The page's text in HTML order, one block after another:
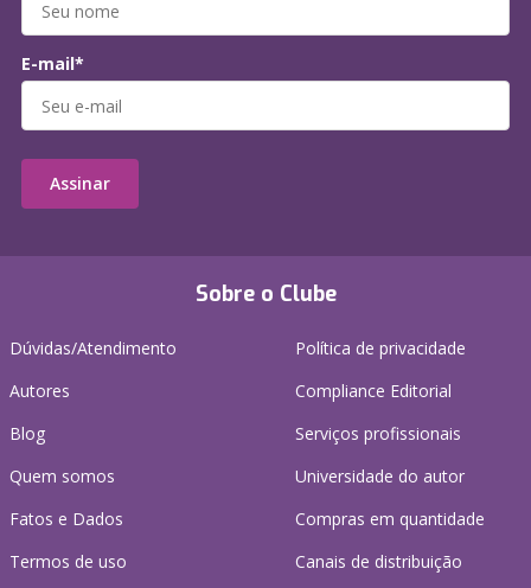
Sobre o Clube
Dúvidas/Atendimento
Autores
Blog
Quem somos
Fatos e Dados
Termos de uso
Política de privacidade
Compliance Editorial
Serviços profissionais
Universidade do autor
Compras em quantidade
Canais de distribuição
E-mail*
Assinar